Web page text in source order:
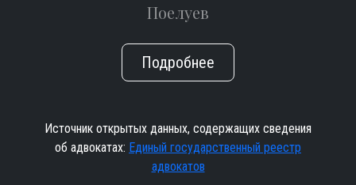
Поелуев
Подробнее
Источник открытых данных, содержащих сведения
об адвокатах: Единый государственный реестр
адвокатов